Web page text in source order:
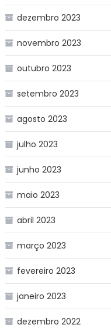
dezembro 2023
novembro 2023
outubro 2023
setembro 2023
agosto 2023
julho 2023
junho 2023
maio 2023
abril 2023
março 2023
fevereiro 2023
janeiro 2023
dezembro 2022